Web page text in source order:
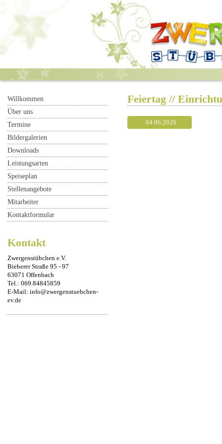
Willkommen
Über uns
Termine
Bildergalerien
Downloads
Leistungsarten
Speiseplan
Stellenangebote
Mitarbeiter
Kontaktformular
Kontakt
Zwergenstübchen e.V.
Bieberer Straße 95 - 97
63071 Offenbach
Tel.: 069.84845859
E-Mail: info@zwergenstuebchen-
ev.de
Feiertag //
04.06.2026